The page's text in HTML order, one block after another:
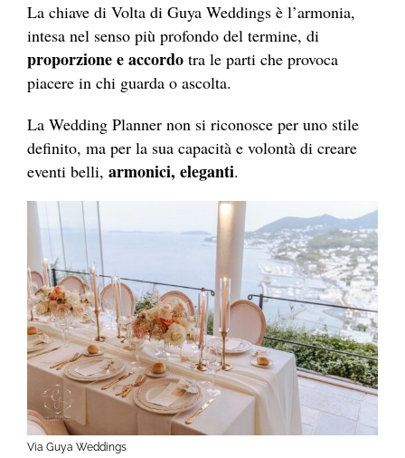
La chiave di Volta di Guya Weddings è l’armonia,
intesa nel senso più profondo del termine, di
proporzione e accordo tra le parti che provoca
piacere in chi guarda o ascolta.
La Wedding Planner non si riconosce per uno stile
definito, ma per la sua capacità e volontà di creare
eventi belli, armonici, eleganti.
Via Guya Weddings